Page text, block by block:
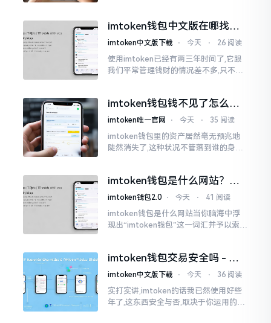
imtoken钱包中文版在哪找？
老手教你避坑
imtoken中文版下载 ⋅ 今天 ⋅ 26 阅读
使用imtoken已经有两三年时间了,它跟
我们平常管理钱财的情况差不多,只不过
许许多多的链接
imtoken钱包钱不见了怎么
办？老用户手把手教你找回
imtoken唯一官网 ⋅ 今天 ⋅ 35 阅读
imtoken钱包里的资产居然毫无预兆地
陡然消失了,这种状况不管落到谁的身上,
打开钱包查看时
imtoken钱包是什么网站？一
文说清楚这玩意
imtoken钱包2.0 ⋅ 今天 ⋅ 41 阅读
imtoken钱包是什么网站当你脑海中浮
现出“imtoken钱包”这一词汇并予以索求
我也曾短暂错愕
imtoken钱包交易安全吗 - 老
用户的一些心里话
imtoken中文版下载 ⋅ 今天 ⋅ 36 阅读
实打实讲,imtoken的话我已然使用好些
年了,这东西安全与否,取决于你运用的方